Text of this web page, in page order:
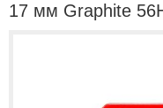
17 мм Graphite